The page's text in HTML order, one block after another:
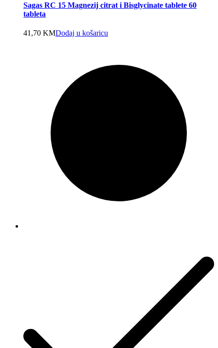
Sagas RC 15 Magnezij citrat i Bisglycinate tablete 60
tableta
41,70 KMDodaj u košaricu